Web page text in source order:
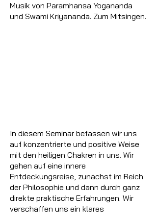
Musik von Paramhansa Yogananda
und Swami Kriyananda. Zum Mitsingen.
In diesem Seminar befassen wir uns
auf konzentrierte und positive Weise
mit den heiligen Chakren in uns. Wir
gehen auf eine innere
Entdeckungsreise, zunächst im Reich
der Philosophie und dann durch ganz
direkte praktische Erfahrungen. Wir
verschaffen uns ein klares